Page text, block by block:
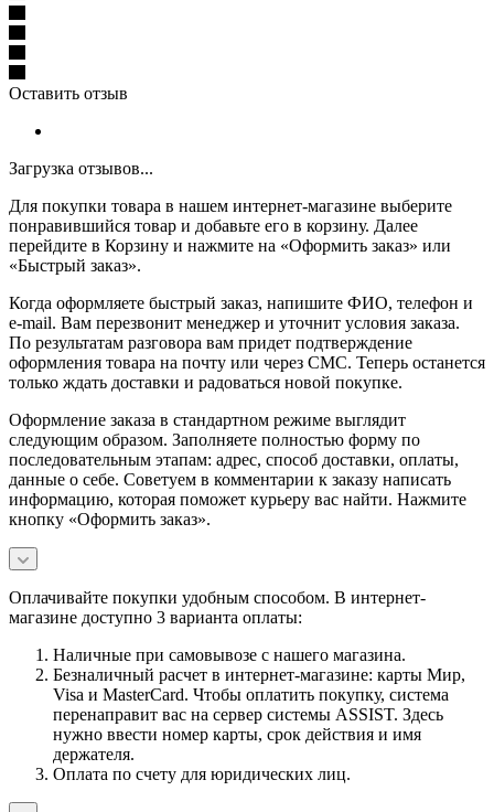
Оставить отзыв
Загрузка отзывов...
Для покупки товара в нашем интернет-магазине выберите
понравившийся товар и добавьте его в корзину. Далее
перейдите в Корзину и нажмите на «Оформить заказ» или
«Быстрый заказ».
Когда оформляете быстрый заказ, напишите ФИО, телефон и
e-mail. Вам перезвонит менеджер и уточнит условия заказа.
По результатам разговора вам придет подтверждение
оформления товара на почту или через СМС. Теперь останется
только ждать доставки и радоваться новой покупке.
Оформление заказа в стандартном режиме выглядит
следующим образом. Заполняете полностью форму по
последовательным этапам: адрес, способ доставки, оплаты,
данные о себе. Советуем в комментарии к заказу написать
информацию, которая поможет курьеру вас найти. Нажмите
кнопку «Оформить заказ».
Оплачивайте покупки удобным способом. В интернет-
магазине доступно 3 варианта оплаты:
Наличные при самовывозе с нашего магазина.
Безналичный расчет в интернет-магазине: карты Мир,
Visa и MasterCard. Чтобы оплатить покупку, система
перенаправит вас на сервер системы ASSIST. Здесь
нужно ввести номер карты, срок действия и имя
держателя.
Оплата по счету для юридических лиц.